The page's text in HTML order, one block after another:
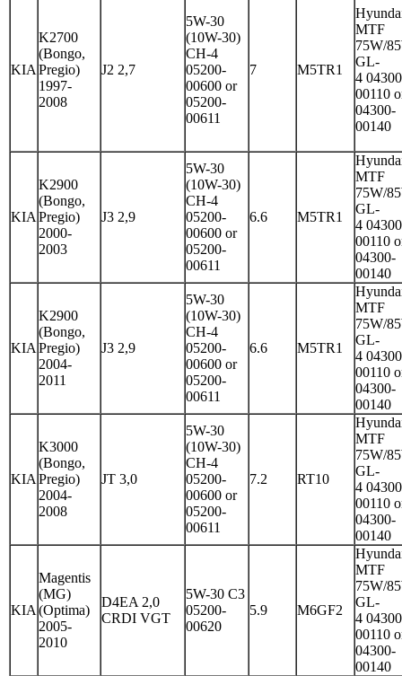
KIA
K2700
(Bongo,
Pregio)
1997-
2008
J2 2,7
5W-30
(10W-30)
CH-4
05200-
00600 or
05200-
00611
7 M5TR1
MTF
75W/
GL-
4
00110
04300-
00140
KIA
K2900
(Bongo,
Pregio)
2000-
2003
J3 2,9
5W-30
(10W-30)
CH-4
05200-
00600 or
05200-
00611
6.6 M5TR1
MTF
75W/
GL-
4
00110
04300-
00140
KIA
K2900
(Bongo,
Pregio)
2004-
2011
J3 2,9
5W-30
(10W-30)
CH-4
05200-
00600 or
05200-
00611
6.6 M5TR1
MTF
75W/
GL-
4
00110
04300-
00140
KIA
K3000
(Bongo,
Pregio)
2004-
2008
JT 3,0
5W-30
(10W-30)
CH-4
05200-
00600 or
05200-
00611
7.2 RT10
MTF
75W/
GL-
4
00110
04300-
00140
KIA
Magentis
(MG)
(Optima)
2005-
2010
D4EA 2,0
CRDI VGT
5W-30 C3
05200-
00620
5.9 M6GF2
MTF
75W/
GL-
4
00110
04300-
00140